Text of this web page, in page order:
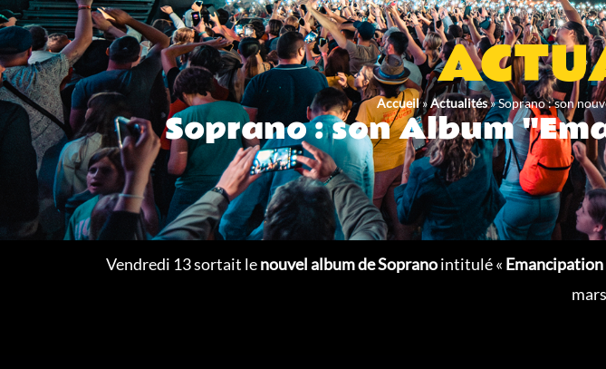
Accueil»Actualités»Soprano : son
Soprano : son Album
Vendredi 13 sortait lenouvel album de Sopranointitulé «